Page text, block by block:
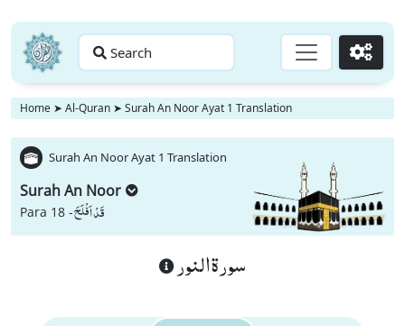
Search Go
Home ➤ Al-Quran ➤ Surah An Noor Ayat 1 Translation
Surah An Noor Ayat 1 Translation
Surah An Noor
Para 18 -قَدْ اَفْلَحَ
سورة النور